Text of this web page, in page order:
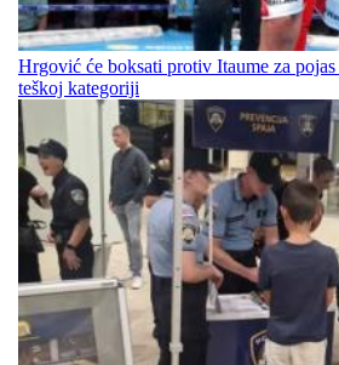
Hrgović će boksati protiv Itaume za
teškoj kategoriji